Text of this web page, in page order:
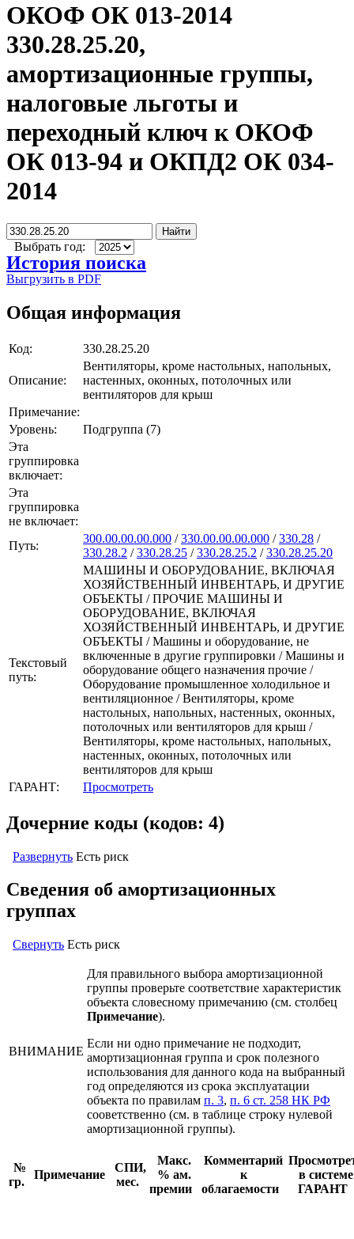
ОКОФ ОК 013-2014
330.28.25.20,
амортизационные группы,
налоговые льготы и
переходный ключ к ОКОФ
ОК 013-94 и ОКПД2 ОК 034-
2014
Найти
Выбрать год:
История поиска
Выгрузить в PDF
Общая информация
Код: 330.28.25.20
Описание:
Вентиляторы, кроме настольных, напольных,
настенных, оконных, потолочных или
вентиляторов для крыш
Примечание:
Уровень:
Подгруппа (7)
Эта
группировка
включает:
Эта
группировка
не включает:
Путь:
300.00.00.00.000 /330.00.00.00.000 /330.28 /
330.28.2 /330.28.25 /330.28.25.2 /330.28.25.20
Текстовый
путь:
МАШИНЫ И ОБОРУДОВАНИЕ, ВКЛЮЧАЯ
ХОЗЯЙСТВЕННЫЙ ИНВЕНТАРЬ, И ДРУГИЕ
ОБЪЕКТЫ / ПРОЧИЕ МАШИНЫ И
ОБОРУДОВАНИЕ, ВКЛЮЧАЯ
ХОЗЯЙСТВЕННЫЙ ИНВЕНТАРЬ, И ДРУГИЕ
ОБЪЕКТЫ / Машины и оборудование, не
включенные в другие группировки / Машины и
оборудование общего назначения прочие /
Оборудование промышленное холодильное и
вентиляционное / Вентиляторы, кроме
настольных, напольных, настенных, оконных,
потолочных или вентиляторов для крыш /
Вентиляторы, кроме настольных, напольных,
настенных, оконных, потолочных или
вентиляторов для крыш
ГАРАНТ:
Просмотреть
Дочерние коды (кодов: 4)
Развернуть Есть риск
Сведения об амортизационных
группах
Свернуть Есть риск
ВНИМАНИЕ
Для правильного выбора амортизационной
группы проверьте соответствие характеристик
объекта словесному примечанию (см. столбец
Примечание).
Если ни одно примечание не подходит,
амортизационная группа и срок полезного
использования для данного кода на выбранный
год определяются из срока эксплуатации
объекта по правилам п. 3, п. 6 ст. 258 НК РФ
сооветственно (см. в таблице строку нулевой
амортизационной группы).
№
гр.
Примечание
СПИ,
мес.
Макс.
% ам.
премии
Комментарий
к
облагаемости
в системе
ГАРАНТ